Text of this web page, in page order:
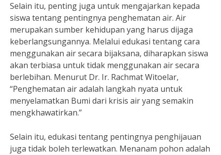
Selain itu, penting juga untuk mengajarkan kepada
siswa tentang pentingnya penghematan air. Air
merupakan sumber kehidupan yang harus dijaga
keberlangsungannya. Melalui edukasi tentang cara
menggunakan air secara bijaksana, diharapkan siswa
akan terbiasa untuk tidak menggunakan air secara
berlebihan. Menurut Dr. Ir. Rachmat Witoelar,
“Penghematan air adalah langkah nyata untuk
menyelamatkan Bumi dari krisis air yang semakin
mengkhawatirkan.”
Selain itu, edukasi tentang pentingnya penghijauan
juga tidak boleh terlewatkan. Menanam pohon adalah